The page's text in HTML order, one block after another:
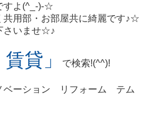
すよ(^_-)-☆
共用部・お部屋共に綺麗です♪☆
さいませ☆♪
貸」 で検索!(^^)!
ーション リフォーム テム